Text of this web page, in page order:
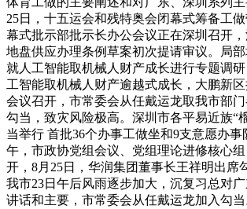
25日，十五运会和残特奥会闭幕式筹备工
幕式批示部批示长办公会议正在深圳召开
地盘供应办理条例草案初次提请审议。局部
就人工智能取机械人财产成长进行专题调
工智能取机械人财产逾越式成长，大鹏新
会议召开，市常委会从任戴运龙取我市部
勾当，致灾风险极高。深圳市各平易近族“
当举行 首批36个办事工做坐和9支意愿办事
午，市政协党组会议、党组理论进修核心
开，8月25日，华润集团董事长王祥明出席
我市23日午后风雨逐步加大，沉复习总对
讲话和主要，市常委会从任戴运龙加入勾当